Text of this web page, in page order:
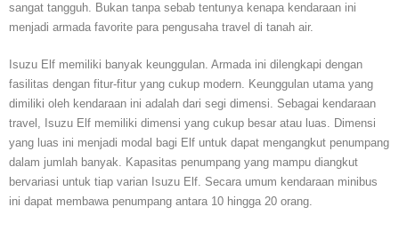
sangat tangguh. Bukan tanpa sebab tentunya kenapa kendaraan ini
menjadi armada favorite para pengusaha travel di tanah air.
Isuzu Elf memiliki banyak keunggulan. Armada ini dilengkapi dengan
fasilitas dengan fitur-fitur yang cukup modern. Keunggulan utama yang
dimiliki oleh kendaraan ini adalah dari segi dimensi. Sebagai kendaraan
travel, Isuzu Elf memiliki dimensi yang cukup besar atau luas. Dimensi
yang luas ini menjadi modal bagi Elf untuk dapat mengangkut penumpang
dalam jumlah banyak. Kapasitas penumpang yang mampu diangkut
bervariasi untuk tiap varian Isuzu Elf. Secara umum kendaraan minibus
ini dapat membawa penumpang antara 10 hingga 20 orang.